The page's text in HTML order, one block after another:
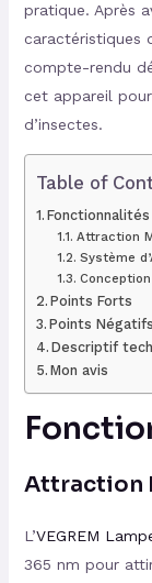
pratique. Après
caractéristiques
compte-rendu
cet appareil
d’insectes.
Table of
Attraction
Système
Points Forts
Points Négatifs
Descriptif
Mon avis
Attraction
L’VEGREM
365 nm pour